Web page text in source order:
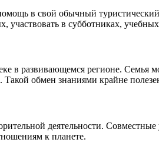
в свой обычный
в субботниках,
в развивающемся регионе. Семья
Такой обмен знаниями крайне
деятельности.
к планете.